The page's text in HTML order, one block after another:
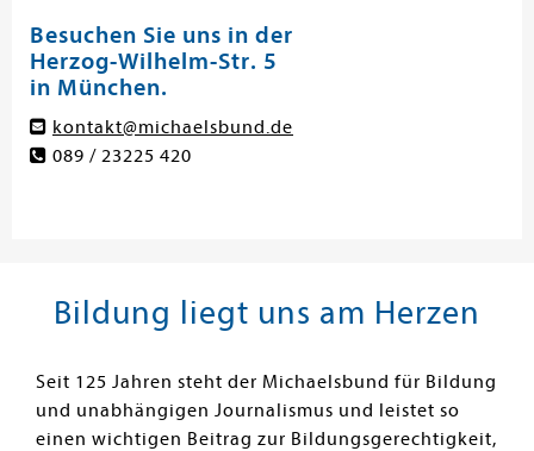
Besuchen Sie uns in der
Herzog-Wilhelm-Str. 5
in München.
kontakt@michaelsbund.de
089 / 23225 420
Bildung liegt uns am Herzen
Seit 125 Jahren steht der Michaelsbund für Bildung
und unabhängigen Journalismus und leistet so
einen wichtigen Beitrag zur Bildungsgerechtigkeit,